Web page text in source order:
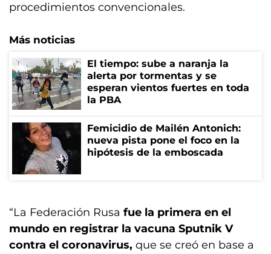
procedimientos convencionales.
Más noticias
El tiempo: sube a naranja la
alerta por tormentas y se
esperan vientos fuertes en toda
la PBA
Femicidio de Mailén Antonich:
nueva pista pone el foco en la
hipótesis de la emboscada
“La Federación Rusa fue la primera en el
mundo en registrar la vacuna Sputnik V
contra el coronavirus, que se creó en base a